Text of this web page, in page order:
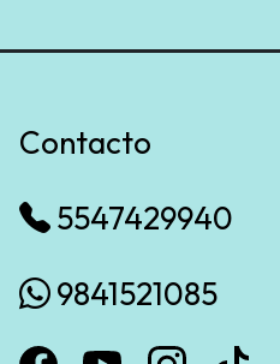
Contacto
5547429940
9841521085